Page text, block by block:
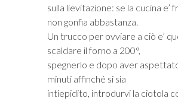
sulla lievitazione: se la cucina e’
non gonfia abbastanza.
Un trucco per ovviare a ciò e’
scaldare il forno a 200°,
spegnerlo e dopo aver
minuti affinché si sia
intiepidito, introdurvi la ciotola